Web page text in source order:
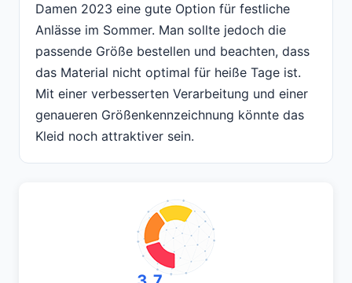
Damen 2023 eine gute Option für festliche
Anlässe im Sommer. Man sollte jedoch die
passende Größe bestellen und beachten, dass
das Material nicht optimal für heiße Tage ist.
Mit einer verbesserten Verarbeitung und einer
genaueren Größenkennzeichnung könnte das
Kleid noch attraktiver sein.